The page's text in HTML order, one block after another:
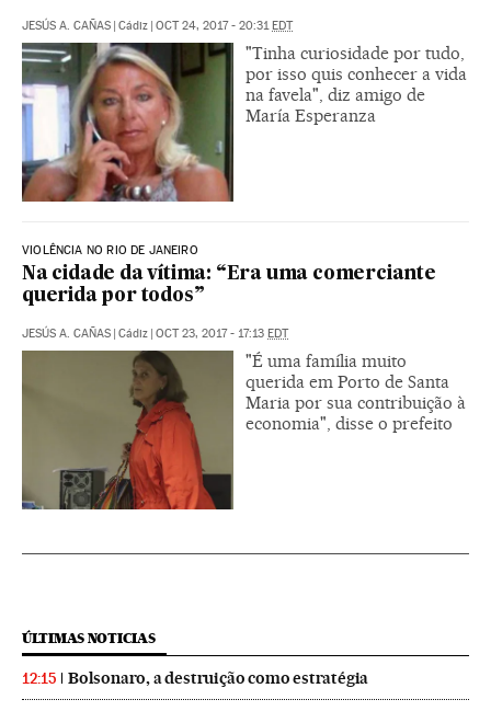
JESÚS A. CAÑAS Cádiz OCT 24, 2017 - 20:31 EDT
"Tinha curiosidade por tudo,
por isso quis conhecer a vida
na favela", diz amigo de
María Esperanza
VIOLÊNCIA NO RIO DE JANEIRO
Na cidade da vítima: “Era uma comerciante
querida por todos”
JESÚS A. CAÑAS Cádiz OCT 23, 2017 - 17:13 EDT
"É uma família muito
querida em Porto de Santa
Maria por sua contribuição à
economia", disse o prefeito
ÚLTIMAS NOTICIAS
12:15 Bolsonaro, a destruição como estratégia